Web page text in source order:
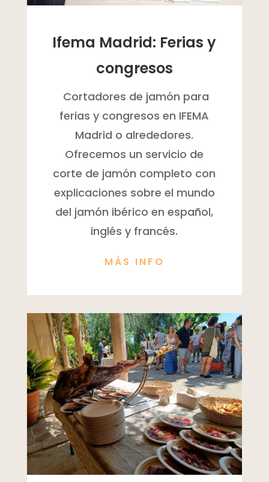
Ifema Madrid: Ferias y
congresos
Cortadores de jamón para
ferias y congresos en IFEMA
Madrid o alrededores.
Ofrecemos un servicio de
corte de jamón completo con
explicaciones sobre el mundo
del jamón ibérico en español,
inglés y francés.
MÁS INFO